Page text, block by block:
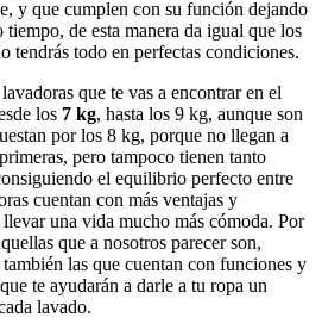
y que cumplen con su función dejando
de esta manera da igual que los
tendrás todo en perfectas condiciones.
que te vas a encontrar en el
los 7 kg, hasta los 9 kg, aunque son
por los 8 kg, porque no llegan a
pero tampoco tienen tanto
el equilibrio perfecto entre
cuentan con más ventajas y
una vida mucho más cómoda. Por
que a nosotros parecer son,
también las que cuentan con funciones y
te ayudarán a darle a tu ropa un
lavado.